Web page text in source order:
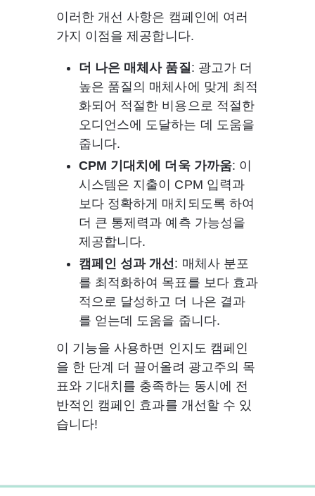
이러한 개선 사항은 캠페인에 여러
가지 이점을 제공합니다.
더 나은 매체사 품질: 광고가 더
높은 품질의 매체사에 맞게 최적
화되어 적절한 비용으로 적절한
오디언스에 도달하는 데 도움을
줍니다.
CPM 기대치에 더욱 가까움: 이
시스템은 지출이 CPM 입력과
보다 정확하게 매치되도록 하여
더 큰 통제력과 예측 가능성을
제공합니다.
캠페인 성과 개선: 매체사 분포
를 최적화하여 목표를 보다 효과
적으로 달성하고 더 나은 결과
를 얻는데 도움을 줍니다.
이 기능을 사용하면 인지도 캠페인
을 한 단계 더 끌어올려 광고주의 목
표와 기대치를 충족하는 동시에 전
반적인 캠페인 효과를 개선할 수 있
습니다!
0%